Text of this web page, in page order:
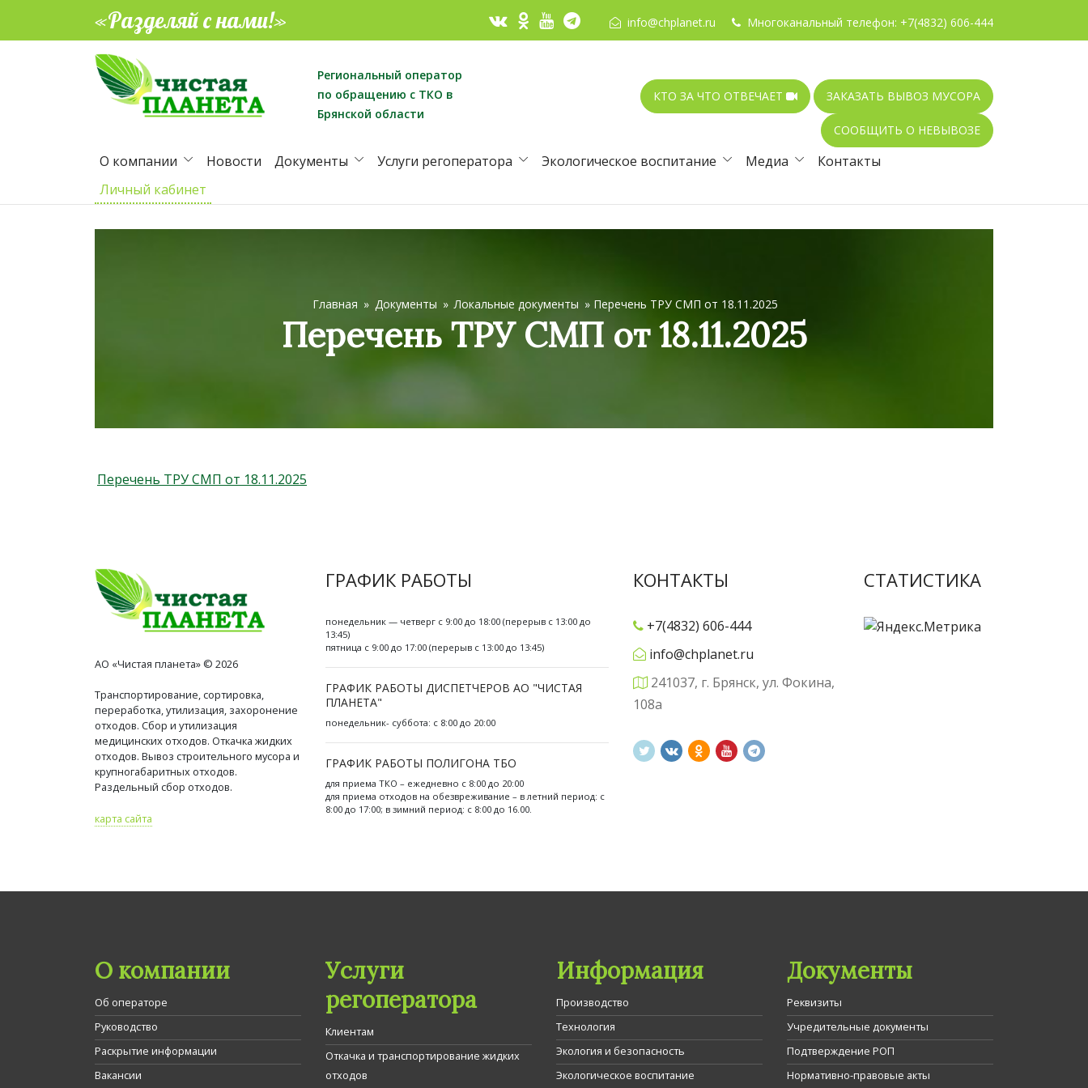
«Разделяй с нами!» info@chplanet.ru Многоканальный телефон: +7(4832) 606-444
Региональный оператор
по обращению с ТКО в
Брянской области
КТО ЗА ЧТО ОТВЕЧАЕТ ЗАКАЗАТЬ ВЫВОЗ МУСОРА
СООБЩИТЬ О НЕВЫВОЗЕ
О компании Новости Документы Услуги регоператора Экологическое воспитание Медиа
Контакты
Личный кабинет
Главная » Документы » Локальные документы » Перечень ТРУ СМП от 18.11.2025
Перечень ТРУ СМП от 18.11.2025
Перечень ТРУ СМП от 18.11.2025
АО «Чистая планета» © 2026
Транспортирование, сортировка,
переработка, утилизация, захоронение
отходов. Сбор и утилизация
медицинских отходов. Откачка жидких
отходов. Вывоз строительного мусора и
крупногабаритных отходов.
Раздельный сбор отходов.
карта сайта
ГРАФИК РАБОТЫ
понедельник — четверг с 9:00 до 18:00 (перерыв с 13:00 до
13:45)
пятница с 9:00 до 17:00 (перерыв с 13:00 до 13:45)
ГРАФИК РАБОТЫ ДИСПЕТЧЕРОВ АО "ЧИСТАЯ
ПЛАНЕТА"
понедельник- суббота: с 8:00 до 20:00
ГРАФИК РАБОТЫ ПОЛИГОНА ТБО
для приема ТКО – ежедневно с 8:00 до 20:00
для приема отходов на обезвреживание – в летний период: с
8:00 до 17:00; в зимний период: с 8:00 до 16.00.
КОНТАКТЫ
+7(4832) 606-444
info@chplanet.ru
241037, г. Брянск, ул. Фокина,
108а
СТАТИСТИКА
О компании
Об операторе
Руководство
Раскрытие информации
Вакансии
Услуги
регоператора
Клиентам
Откачка и транспортирование жидких
отходов
Информация
Производство
Технология
Экология и безопасность
Экологическое воспитание
Документы
Реквизиты
Учредительные документы
Подтверждение РОП
Нормативно-правовые акты